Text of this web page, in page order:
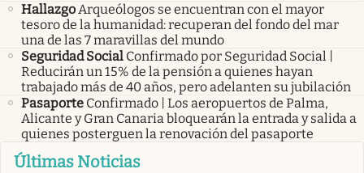
HallazgoArqueólogos se encuentran con el mayor
tesoro de la humanidad: recuperan del fondo del mar
una de las 7 maravillas del mundo
Seguridad Social Confirmado por Seguridad Social |
Reducirán un 15% de la pensión a quienes hayan
trabajado más de 40 años, pero adelanten su jubilación
Pasaporte Confirmado | Los aeropuertos de Palma,
Alicante y Gran Canaria bloquearán la entrada y salida a
quienes posterguen la renovación del pasaporte
Últimas Noticias